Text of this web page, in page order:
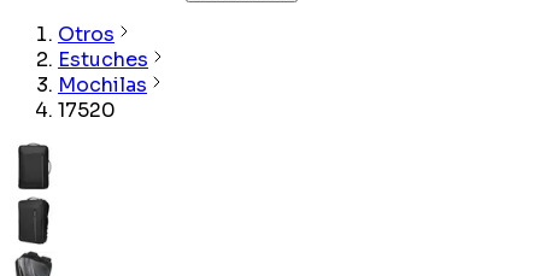
Otros
Estuches
Mochilas
17520